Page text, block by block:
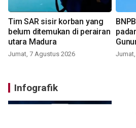
Tim SAR sisir korban yang
belum ditemukan di perairan
utara Madura
Jumat, 7 Agustus 2026
Infografik